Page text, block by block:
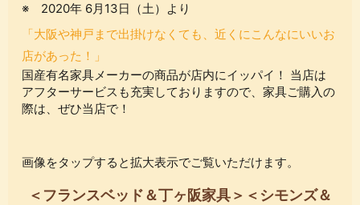
※ 2020年 6月13日（土）より
「大阪や神戸まで出掛けなくても、近くにこんなにいいお
店があった！」
国産有名家具メーカーの商品が店内にイッパイ！ 当店は
アフターサービスも充実しておりますので、家具ご購入の
際は、ぜひ当店で！
画像をタップすると拡大表示でご覧いただけます。
＜フランスベッド＆丁ヶ阪家具＞＜シモンズ＆